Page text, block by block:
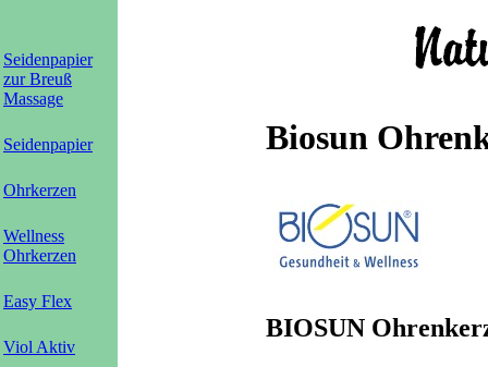
Seidenpapier
zur Breuß
Massage
Seidenpapier
Ohrkerzen
Wellness
Ohrkerzen
Easy Flex
Viol Aktiv
Biosun
BIOSUN